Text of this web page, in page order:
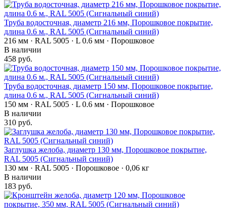
Труба водосточная, диаметр 216 мм, Порошковое покрытие,
длина 0.6 м., RAL 5005 (Сигнальный синий)
216 мм · RAL 5005 · L 0.6 мм · Порошковое
В наличии
458 руб.
Труба водосточная, диаметр 150 мм, Порошковое покрытие,
длина 0.6 м., RAL 5005 (Сигнальный синий)
150 мм · RAL 5005 · L 0.6 мм · Порошковое
В наличии
310 руб.
Заглушка желоба, диаметр 130 мм, Порошковое покрытие,
RAL 5005 (Сигнальный синий)
130 мм · RAL 5005 · Порошковое · 0,06 кг
В наличии
183 руб.